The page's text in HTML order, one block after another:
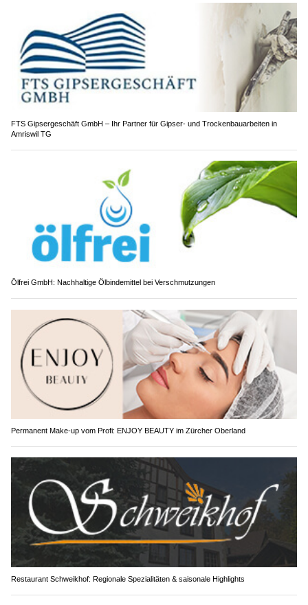
FTS Gipsergeschäft GmbH – Ihr Partner für Gipser- und Trockenbauarbeiten in
Amriswil TG
Ölfrei GmbH: Nachhaltige Ölbindemittel bei Verschmutzungen
Permanent Make-up vom Profi: ENJOY BEAUTY im Zürcher Oberland
Restaurant Schweikhof: Regionale Spezialitäten & saisonale Highlights